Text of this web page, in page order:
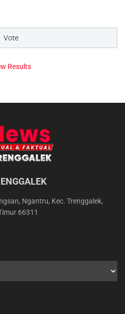
Results
Ngantru, Kec. Trenggalek,
66311